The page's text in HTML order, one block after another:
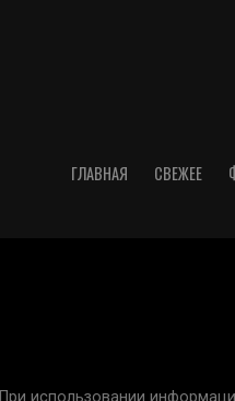
ГЛАВНАЯ СВЕЖЕЕ
При использовании